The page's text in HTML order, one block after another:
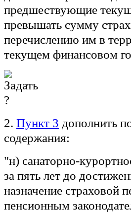
предшествующие
превышать сумму
перечислению им в
текущем финансовом
2. Пункт 3 дополнить
содержания:
"н) санаторно-
за пять лет до
назначение страховой
пенсионным